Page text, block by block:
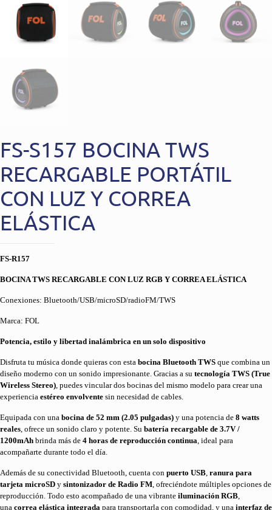
FS-S157 BOCINA TWS
RECARGABLE PORTÁTIL
CON LUZ Y CORREA
ELÁSTICA
FS-R157
BOCINA TWS RECARGABLE CON LUZ RGB Y CORREA ELÁSTICA
Conexiones: Bluetooth/USB/microSD/radioFM/TWS
Marca: FOL
Potencia, estilo y libertad inalámbrica en un solo dispositivo
Disfruta tu música donde quieras con esta bocina Bluetooth TWS que combina un
diseño moderno con un sonido impresionante. Gracias a su tecnología TWS (True
Wireless Stereo), puedes vincular dos bocinas del mismo modelo para crear una
experiencia estéreo envolvente sin necesidad de cables.
Equipada con una bocina de 52 mm (2.05 pulgadas) y una potencia de 8 watts
reales, ofrece un sonido claro y potente. Su batería recargable de 3.7V /
1200mAh brinda más de 4 horas de reproducción continua, ideal para
acompañarte durante todo el día.
Además de su conectividad Bluetooth, cuenta con puerto USB, ranura para
tarjeta microSD y sintonizador de Radio FM, ofreciéndote múltiples opciones de
reproducción. Todo esto acompañado de una vibrante iluminación RGB,
una correa elástica integrada para transportarla con comodidad, y una interfaz de